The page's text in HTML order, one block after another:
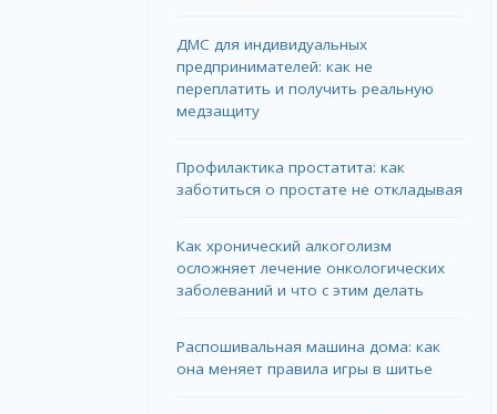
ДМС для индивидуальных
предпринимателей: как не
переплатить и получить реальную
медзащиту
Профилактика простатита: как
заботиться о простате не откладывая
Как хронический алкоголизм
осложняет лечение онкологических
заболеваний и что с этим делать
Распошивальная машина дома: как
она меняет правила игры в шитье